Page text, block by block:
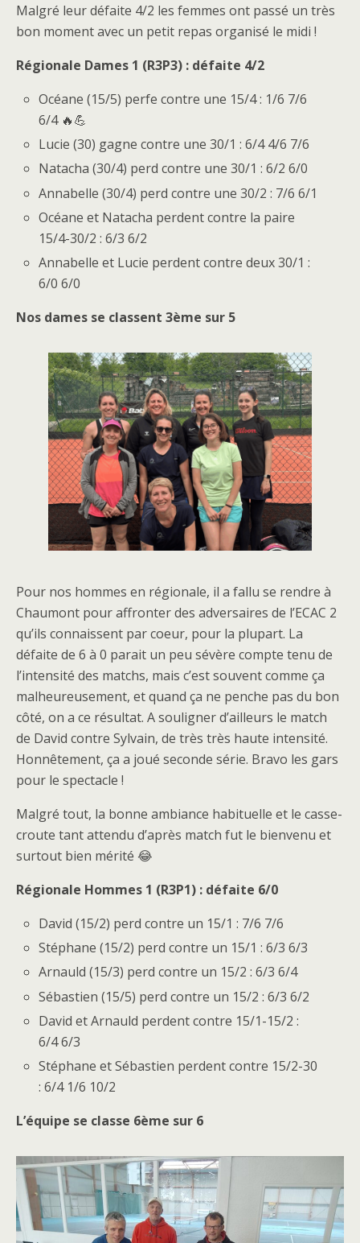
Malgré leur défaite 4/2 les femmes ont passé un très
bon moment avec un petit repas organisé le midi !
Régionale Dames 1 (R3P3) : défaite 4/2
Océane (15/5) perfe contre une 15/4 : 1/6 7/6
6/4 🔥💪
Lucie (30) gagne contre une 30/1 : 6/4 4/6 7/6
Natacha (30/4) perd contre une 30/1 : 6/2 6/0
Annabelle (30/4) perd contre une 30/2 : 7/6 6/1
Océane et Natacha perdent contre la paire
15/4-30/2 : 6/3 6/2
Annabelle et Lucie perdent contre deux 30/1 :
6/0 6/0
Nos dames se classent 3ème sur 5
Pour nos hommes en régionale, il a fallu se rendre à
Chaumont pour affronter des adversaires de l’ECAC 2
qu’ils connaissent par coeur, pour la plupart. La
défaite de 6 à 0 parait un peu sévère compte tenu de
l’intensité des matchs, mais c’est souvent comme ça
malheureusement, et quand ça ne penche pas du bon
côté, on a ce résultat. A souligner d’ailleurs le match
de David contre Sylvain, de très très haute intensité.
Honnêtement, ça a joué seconde série. Bravo les gars
pour le spectacle !
Malgré tout, la bonne ambiance habituelle et le casse-
croute tant attendu d’après match fut le bienvenu et
surtout bien mérité 😂
Régionale Hommes 1 (R3P1) : défaite 6/0
David (15/2) perd contre un 15/1 : 7/6 7/6
Stéphane (15/2) perd contre un 15/1 : 6/3 6/3
Arnauld (15/3) perd contre un 15/2 : 6/3 6/4
Sébastien (15/5) perd contre un 15/2 : 6/3 6/2
David et Arnauld perdent contre 15/1-15/2 :
6/4 6/3
Stéphane et Sébastien perdent contre 15/2-30
: 6/4 1/6 10/2
L’équipe se classe 6ème sur 6